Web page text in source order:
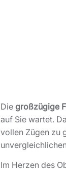
Die großzügige
auf Sie wartet.
vollen Zügen zu
Im Herzen des